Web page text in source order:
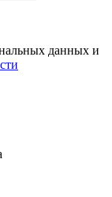
данных и